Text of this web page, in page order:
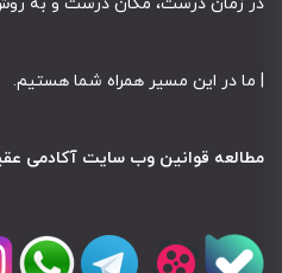
ما در این مسیر همراه شما هستیم.
مطالعه قوانین وب سایت آکادمی